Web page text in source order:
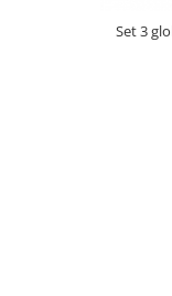
Set 3